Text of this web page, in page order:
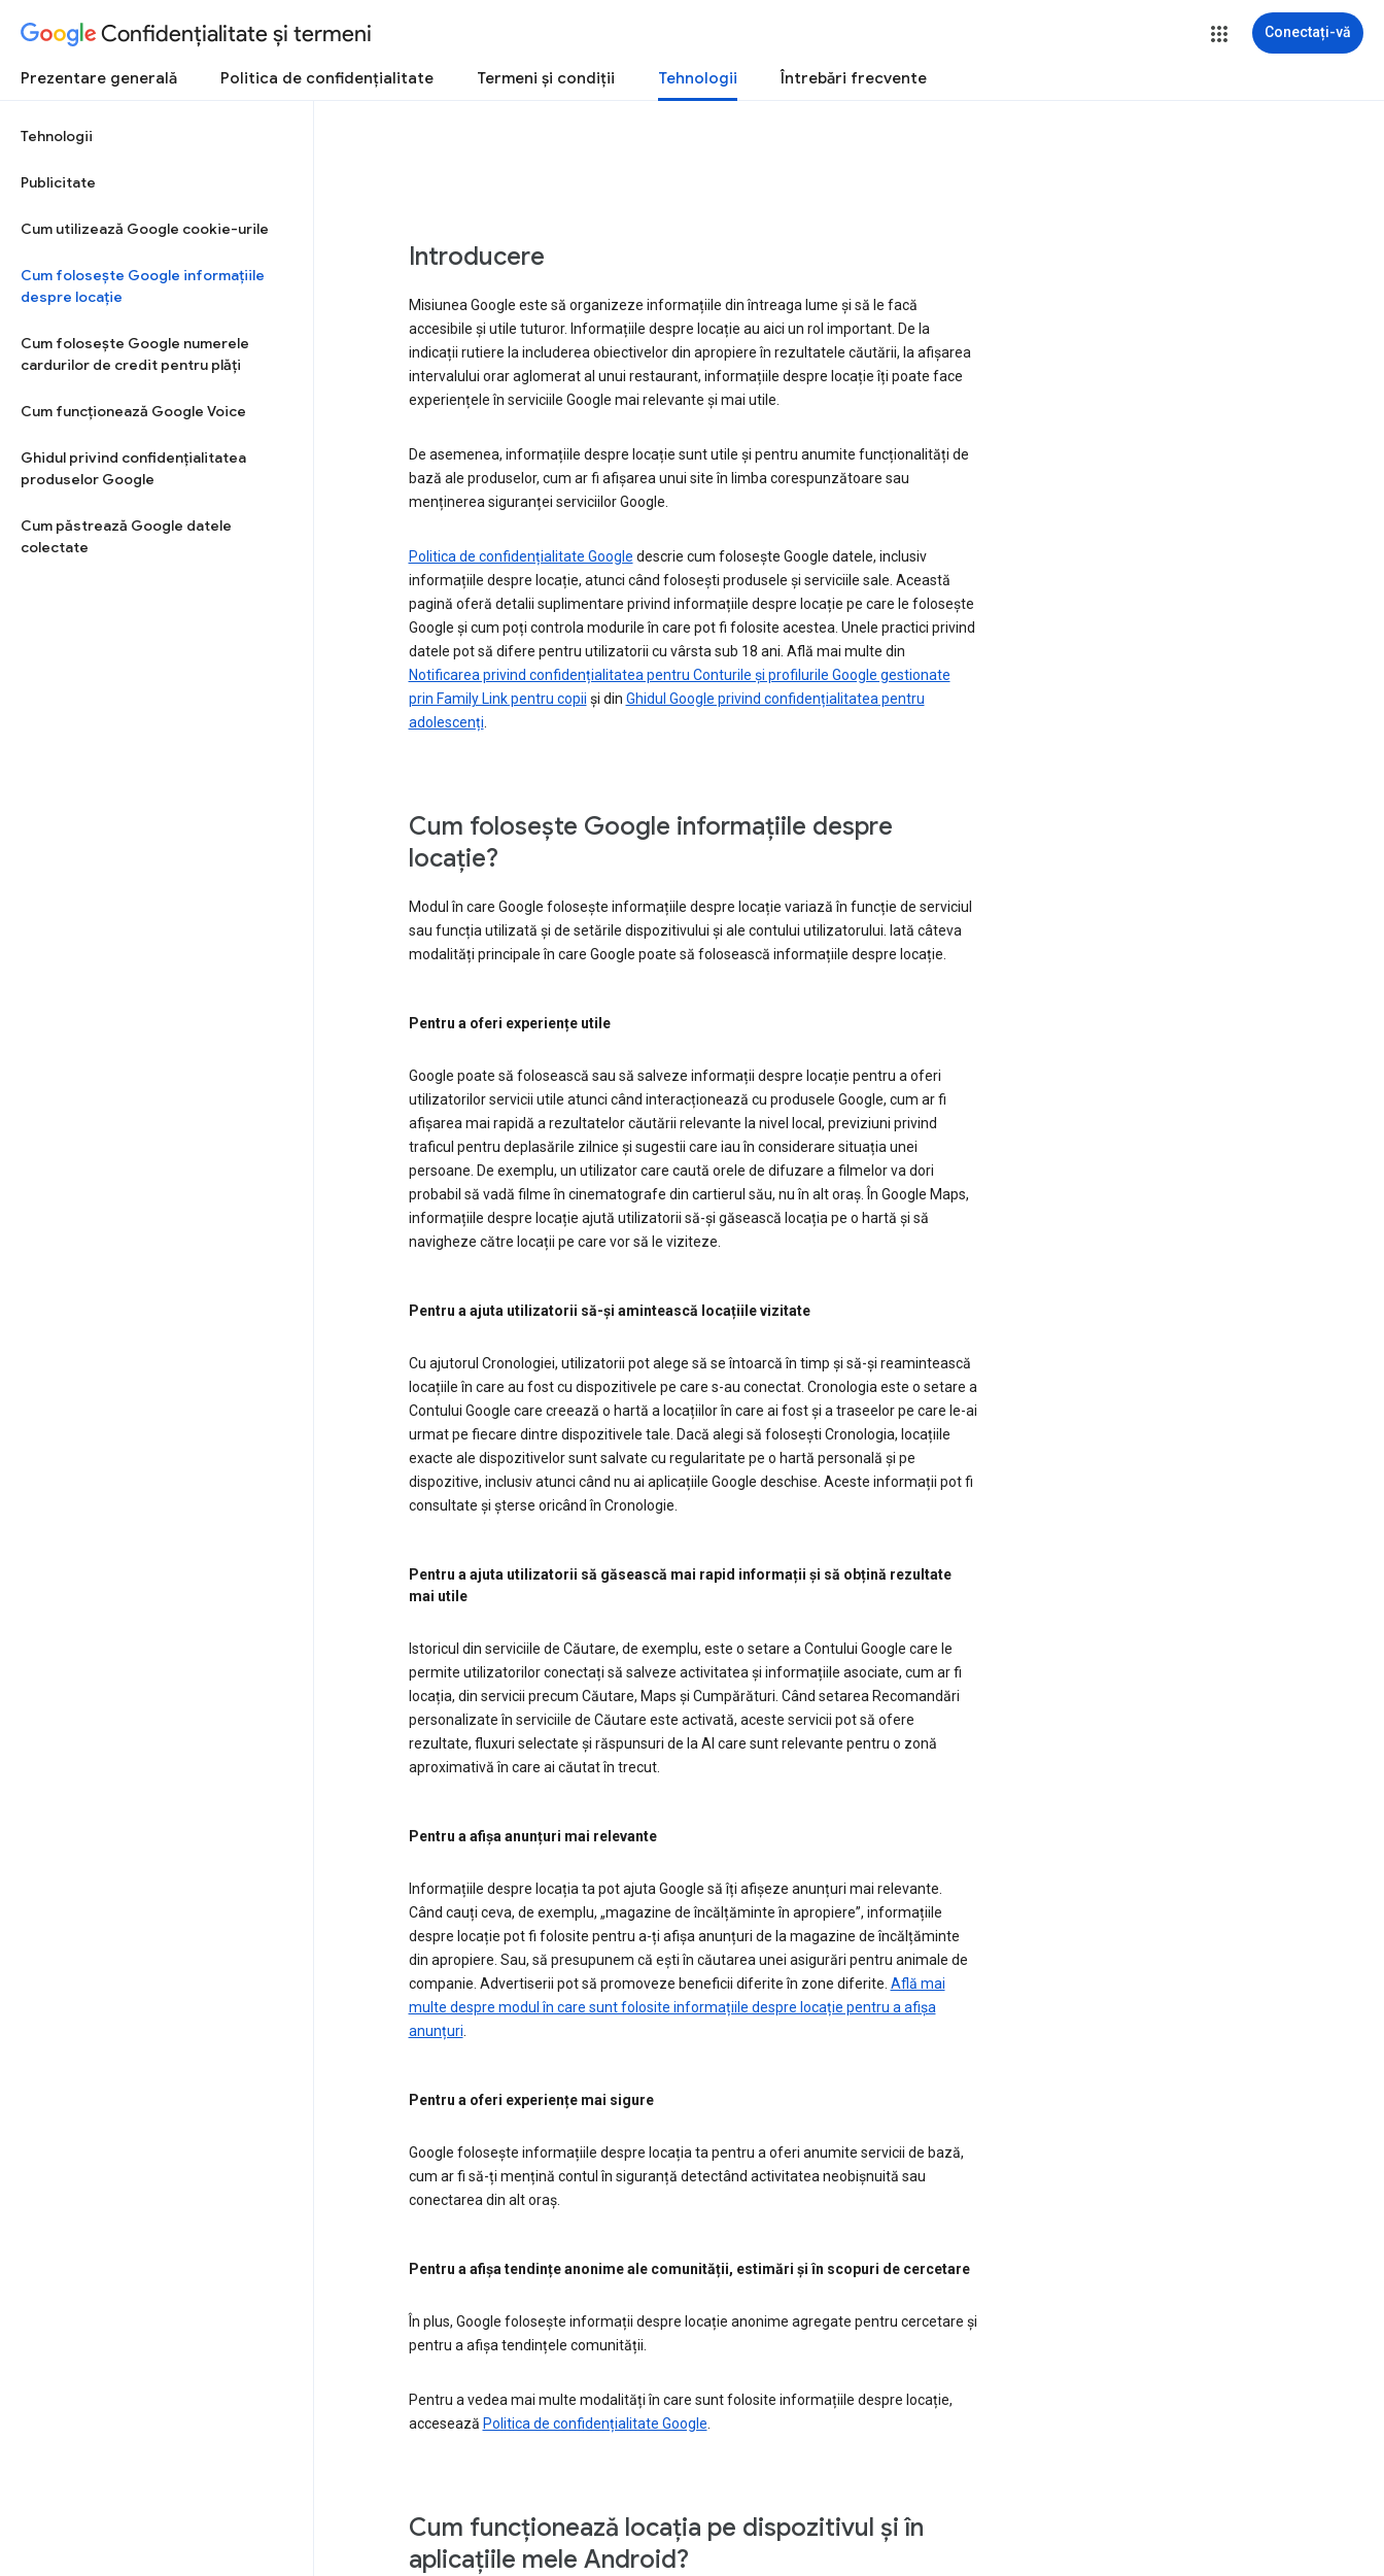
Confidenţialitate şi termeni Conectați-vă
Prezentare generală Politica de confidenţialitate Termeni şi condiţii Tehnologii Întrebări frecvente
Tehnologii
Publicitate
Cum utilizează Google cookie-urile
Cum folosește Google informațiile
despre locație
Cum folosește Google numerele
cardurilor de credit pentru plăți
Cum funcționează Google Voice
Ghidul privind confidențialitatea
produselor Google
Cum păstrează Google datele
colectate
Introducere
Misiunea Google este să organizeze informațiile din întreaga lume și să le facă
accesibile și utile tuturor. Informațiile despre locație au aici un rol important. De la
indicații rutiere la includerea obiectivelor din apropiere în rezultatele căutării, la afișarea
intervalului orar aglomerat al unui restaurant, informațiile despre locație îți poate face
experiențele în serviciile Google mai relevante și mai utile.
De asemenea, informațiile despre locație sunt utile și pentru anumite funcționalități de
bază ale produselor, cum ar fi afișarea unui site în limba corespunzătoare sau
menținerea siguranței serviciilor Google.
Politica de confidențialitate Google descrie cum folosește Google datele, inclusiv
informațiile despre locație, atunci când folosești produsele și serviciile sale. Această
pagină oferă detalii suplimentare privind informațiile despre locație pe care le folosește
Google și cum poți controla modurile în care pot fi folosite acestea. Unele practici privind
datele pot să difere pentru utilizatorii cu vârsta sub 18 ani. Află mai multe din
Notificarea privind confidențialitatea pentru Conturile și profilurile Google gestionate
prin Family Link pentru copii și din Ghidul Google privind confidențialitatea pentru
adolescenți
Cum folosește Google informațiile despre
locație?
Modul în care Google folosește informațiile despre locație variază în funcție de serviciul
sau funcția utilizată și de setările dispozitivului și ale contului utilizatorului. Iată câteva
modalități principale în care Google poate să folosească informațiile despre locație.
Pentru a oferi experiențe utile
Google poate să folosească sau să salveze informații despre locație pentru a oferi
utilizatorilor servicii utile atunci când interacționează cu produsele Google, cum ar fi
afișarea mai rapidă a rezultatelor căutării relevante la nivel local, previziuni privind
traficul pentru deplasările zilnice și sugestii care iau în considerare situația unei
persoane. De exemplu, un utilizator care caută orele de difuzare a filmelor va dori
probabil să vadă filme în cinematografe din cartierul său, nu în alt oraș. În Google Maps,
informațiile despre locație ajută utilizatorii să-și găsească locația pe o hartă și să
navigheze către locații pe care vor să le viziteze.
Pentru a ajuta utilizatorii să-și amintească locațiile vizitate
Cu ajutorul Cronologiei, utilizatorii pot alege să se întoarcă în timp și să-și reamintească
locațiile în care au fost cu dispozitivele pe care s-au conectat. Cronologia este o setare a
Contului Google care creează o hartă a locațiilor în care ai fost și a traseelor pe care le-ai
urmat pe fiecare dintre dispozitivele tale. Dacă alegi să folosești Cronologia, locațiile
exacte ale dispozitivelor sunt salvate cu regularitate pe o hartă personală și pe
dispozitive, inclusiv atunci când nu ai aplicațiile Google deschise. Aceste informații pot fi
consultate și șterse oricând în Cronologie.
Pentru a ajuta utilizatorii să găsească mai rapid informații și să obțină rezultate
mai utile
Istoricul din serviciile de Căutare, de exemplu, este o setare a Contului Google care le
permite utilizatorilor conectați să salveze activitatea și informațiile asociate, cum ar fi
locația, din servicii precum Căutare, Maps și Cumpărături. Când setarea Recomandări
personalizate în serviciile de Căutare este activată, aceste servicii pot să ofere
rezultate, fluxuri selectate și răspunsuri de la AI care sunt relevante pentru o zonă
aproximativă în care ai căutat în trecut.
Pentru a afișa anunțuri mai relevante
Informațiile despre locația ta pot ajuta Google să îți afișeze anunțuri mai relevante.
Când cauți ceva, de exemplu, „magazine de încălțăminte în apropiere”, informațiile
despre locație pot fi folosite pentru a-ți afișa anunțuri de la magazine de încălțăminte
din apropiere. Sau, să presupunem că ești în căutarea unei asigurări pentru animale de
companie. Advertiserii pot să promoveze beneficii diferite în zone diferite. Află mai
multe despre modul în care sunt folosite informațiile despre locație pentru a afișa
anunțuri
Pentru a oferi experiențe mai sigure
Google folosește informațiile despre locația ta pentru a oferi anumite servicii de bază,
cum ar fi să-ți mențină contul în siguranță detectând activitatea neobișnuită sau
conectarea din alt oraș.
Pentru a afișa tendințe anonime ale comunității, estimări și în scopuri de cercetare
În plus, Google folosește informații despre locație anonime agregate pentru cercetare și
pentru a afișa tendințele comunității.
Pentru a vedea mai multe modalități în care sunt folosite informațiile despre locație,
accesează Politica de confidențialitate Google
Cum funcționează locația pe dispozitivul și în
aplicațiile mele Android?